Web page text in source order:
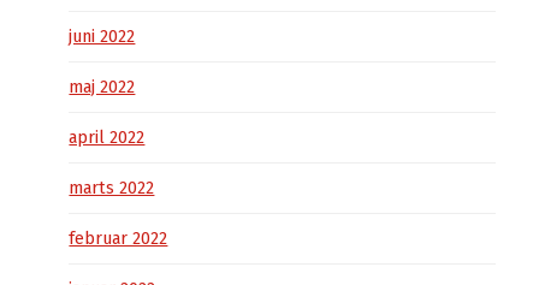
juni 2022
maj 2022
april 2022
marts 2022
februar 2022